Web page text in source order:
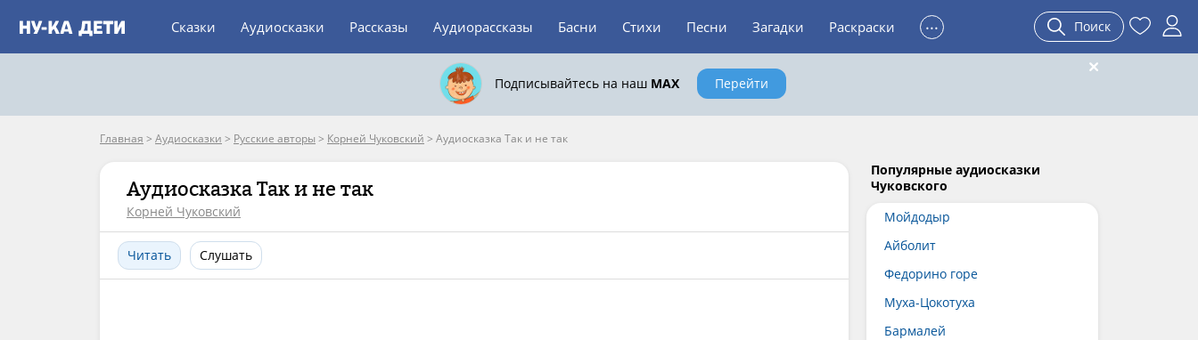
Сказки Аудиосказки Рассказы Аудиорассказы Басни Стихи Песни Загадки Раскраски ... Поиск
Подписывайтесь на наш MAX Перейти
Главная > Аудиосказки > Русские авторы > Корней Чуковский > Аудиосказка Так и не так
Аудиосказка Так и не так
Корней Чуковский
Читать Слушать
Популярные аудиосказки
Чуковского
Мойдодыр
Айболит
Федорино горе
Муха-Цокотуха
Бармалей